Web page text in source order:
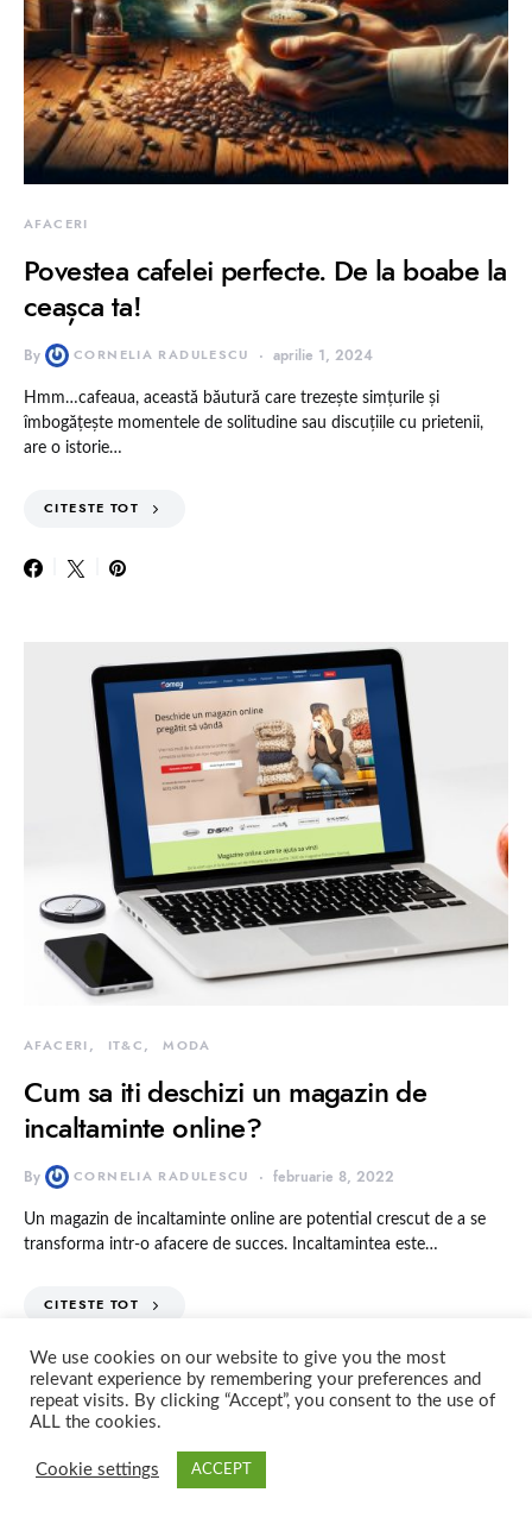
AFACERI
Povestea cafelei perfecte. De la boabe la
ceașca ta!
By CORNELIA RADULESCU aprilie 1, 2024
Hmm…cafeaua, această băutură care trezește simțurile și
îmbogățește momentele de solitudine sau discuțiile cu prietenii,
are o istorie…
CITESTE TOT
AFACERI IT&C MODA
Cum sa iti deschizi un magazin de
incaltaminte online?
By CORNELIA RADULESCU februarie 8, 2022
Un magazin de incaltaminte online are potential crescut de a se
transforma intr-o afacere de succes. Incaltamintea este…
CITESTE TOT